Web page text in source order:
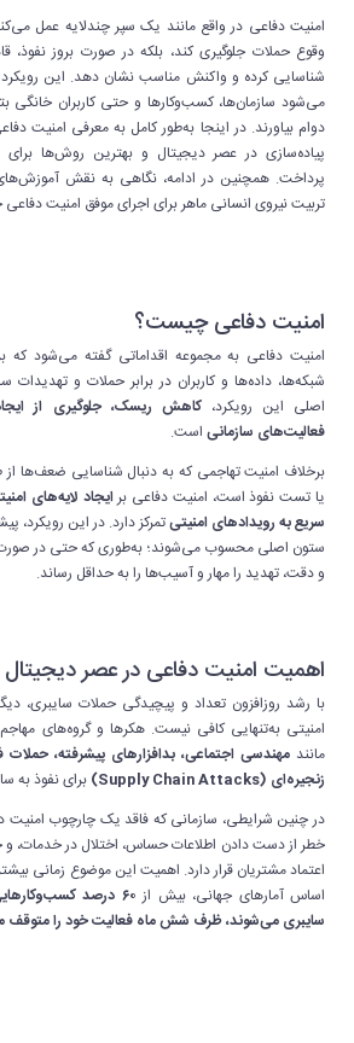
امنیت دفاعی در واقع مانند یک سپر چندلایه عمل
وقوع حملات جلوگیری کند، بلکه در صورت بروز
شناسایی کرده و واکنش مناسب نشان دهد. این
می‌شود سازمان‌ها، کسب‌وکارها و حتی کاربران خانگی
دوام بیاورند. در اینجا به‌طور کامل به معرفی امنیت
پیاده‌سازی در عصر دیجیتال و بهترین روش‌ها
پرداخت. همچنین در ادامه، نگاهی به نقش
تربیت نیروی انسانی ماهر برای اجرای موفق امنیت
امنیت دفاعی چیست؟
امنیت دفاعی به مجموعه اقداماتی گفته می‌شود که
شبکه‌ها، داده‌ها و کاربران در برابر حملات و
اصلی این رویکرد،کاهش ریسک، جلوگیری از
فعالیت‌های سازمانی است.
برخلاف امنیت تهاجمی که به دنبال شناسایی ضعف‌ها
یا تست نفوذ است، امنیت دفاعی برایجاد لایه‌های
سریع به رویدادهای امنیتیتمرکز دارد. در این رویکرد،
ستون اصلی محسوب می‌شوند؛ به‌طوری که حتی در صورت
و دقت، تهدید را مهار و آسیب‌ها را به حداقل رساند.
اهمیت امنیت دفاعی در عصر دیجیتال
با رشد روزافزون تعداد و پیچیدگی حملات سایبری،
امنیتی به‌تنهایی کافی نیست. هکرها و گروه‌های
مانند مهندسی اجتماعی، بدافزارهای پیشرفته،
زنجیره‌ای (Supply Chain Attacks)
برای نفوذ به
در چنین شرایطی، سازمانی که فاقد یک چارچوب امنیت
خطر از دست دادن اطلاعات حساس، اختلال در خدمات،
اعتماد مشتریان قرار دارد. اهمیت این موضوع زمانی
اساس آمارهای جهانی، بیش از
۶۰ درصد
سایبری می‌شوند، ظرف شش ماه فعالیت خود را متوقف